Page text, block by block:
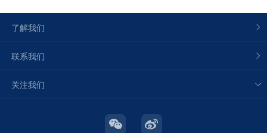
了解我们
联系我们
关注我们